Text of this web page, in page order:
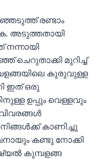
രണ്ടാം
അടുത്തതായി
ചെറുതാക്കി മുറിച്ച്
കുരുവുള്ള
ഇത് ഒരു
ഉപ്പും വെള്ളവും
കാണിച്ചു
കണ്ടു നോക്കി
കുമ്പളങ്ങ